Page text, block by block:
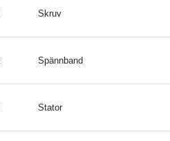
Skruv
Spännband
Stator